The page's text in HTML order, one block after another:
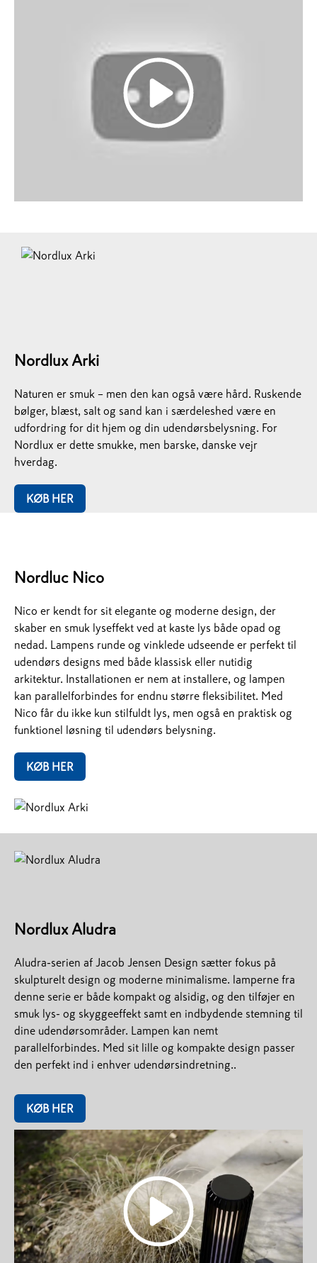
Nordlux Arki
Naturen er smuk – men den kan også være hård. Ruskende
bølger, blæst, salt og sand kan i særdeleshed være en
udfordring for dit hjem og din udendørsbelysning. For
Nordlux er dette smukke, men barske, danske vejr
hverdag.
KØB HER
Nordluc Nico
Nico er kendt for sit elegante og moderne design, der
skaber en smuk lyseffekt ved at kaste lys både opad og
nedad. Lampens runde og vinklede udseende er perfekt til
udendørs designs med både klassisk eller nutidig
arkitektur. Installationen er nem at installere, og lampen
kan parallelforbindes for endnu større fleksibilitet. Med
Nico får du ikke kun stilfuldt lys, men også en praktisk og
funktionel løsning til udendørs belysning.
KØB HER
Nordlux Aludra
Aludra-serien af Jacob Jensen Design sætter fokus på
skulpturelt design og moderne minimalisme. lamperne fra
denne serie er både kompakt og alsidig, og den tilføjer en
smuk lys- og skyggeeffekt samt en indbydende stemning til
dine udendørsområder. Lampen kan nemt
parallelforbindes. Med sit lille og kompakte design passer
den perfekt ind i enhver udendørsindretning..
KØB HER